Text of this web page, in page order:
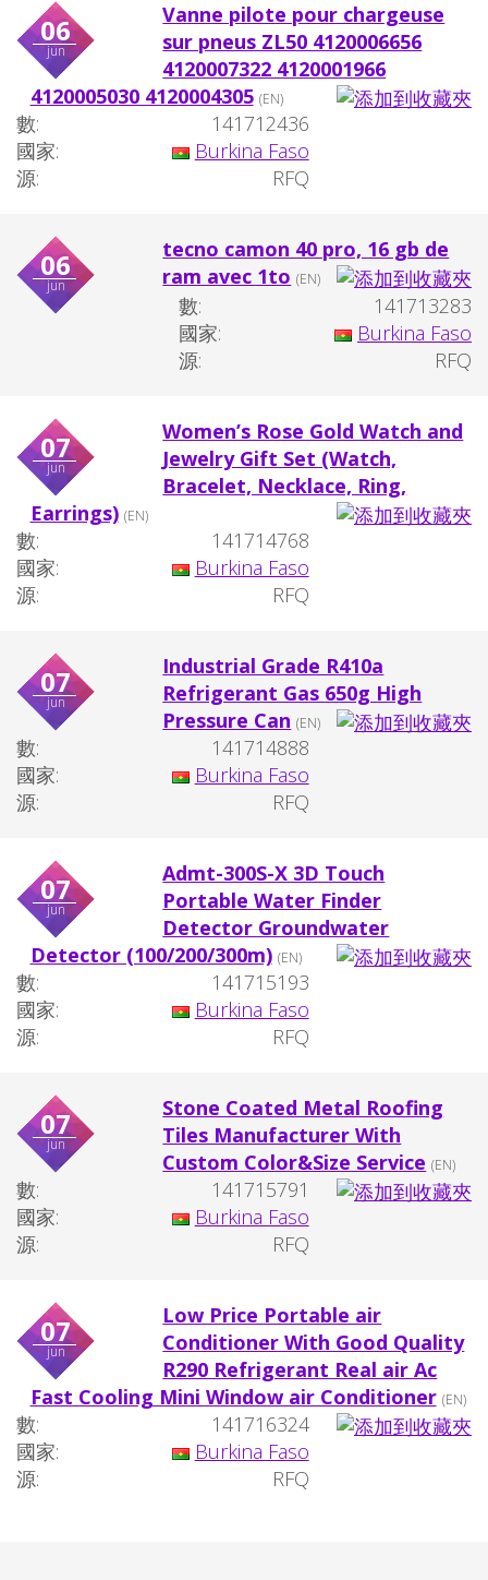
06
jun
Vanne pilote pour chargeuse
sur pneus ZL50 4120006656
4120007322 4120001966
4120005030 4120004305 (EN)
數:
141712436
國家:
Burkina Faso
源:
RFQ
06
jun
tecno camon 40 pro, 16 gb de
ram avec 1to (EN)
數:
141713283
國家:
Burkina Faso
源:
RFQ
07
jun
Women’s Rose Gold Watch and
Jewelry Gift Set (Watch,
Bracelet, Necklace, Ring,
Earrings) (EN)
數:
141714768
國家:
Burkina Faso
源:
RFQ
07
jun
Industrial Grade R410a
Refrigerant Gas 650g High
Pressure Can (EN)
數:
141714888
國家:
Burkina Faso
源:
RFQ
07
jun
Admt-300S-X 3D Touch
Portable Water Finder
Detector Groundwater
Detector (100/200/300m) (EN)
數:
141715193
國家:
Burkina Faso
源:
RFQ
07
jun
Stone Coated Metal Roofing
Tiles Manufacturer With
Custom Color&Size Service (EN)
數:
141715791
國家:
Burkina Faso
源:
RFQ
07
jun
Low Price Portable air
Conditioner With Good Quality
R290 Refrigerant Real air Ac
Fast Cooling Mini Window air Conditioner (EN)
數:
141716324
國家:
Burkina Faso
源:
RFQ